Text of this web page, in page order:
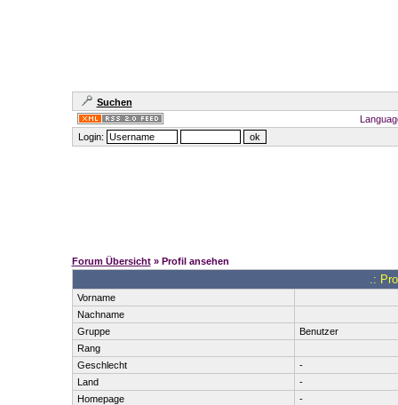
Suchen
Login:
Forum Übersicht» Profil ansehen
.:
Vorname
Nachname
Gruppe
Benutzer
Rang
Geschlecht
-
Land
-
Homepage
-